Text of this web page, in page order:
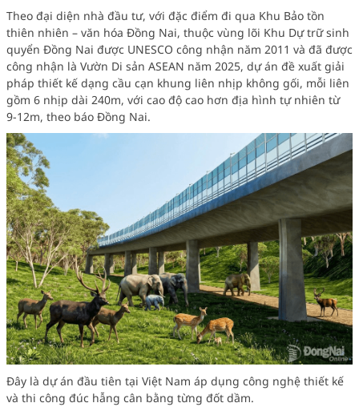
Theo đại diện nhà đầu tư, với đặc điểm đi qua Khu Bảo tồn
thiên nhiên – văn hóa Đồng Nai, thuộc vùng lõi Khu Dự trữ sinh
quyển Đồng Nai được UNESCO công nhận năm 2011 và đã được
công nhận là Vườn Di sản ASEAN năm 2025, dự án đề xuất giải
pháp thiết kế dạng cầu cạn khung liên nhịp không gối, mỗi liên
gồm 6 nhịp dài 240m, với cao độ cao hơn địa hình tự nhiên từ
9-12m, theo báo Đồng Nai.
Đây là dự án đầu tiên tại Việt Nam áp dụng công nghệ thiết kế
và thi công đúc hẫng cân bằng từng đốt dầm.